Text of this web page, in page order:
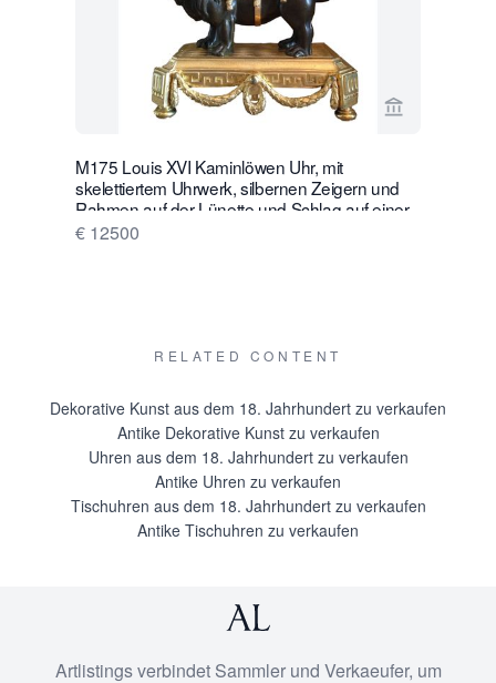
M175 Louis XVI Kaminlöwen Uhr, mit
skelettiertem Uhrwerk, silbernen Zeigern und
Rahmen auf der Lünette und Schlag auf einer
silbernen Glocke
€ 12500
RELATED CONTENT
Dekorative Kunst aus dem 18. Jahrhundert zu verkaufen
Antike Dekorative Kunst zu verkaufen
Uhren aus dem 18. Jahrhundert zu verkaufen
Antike Uhren zu verkaufen
Tischuhren aus dem 18. Jahrhundert zu verkaufen
Antike Tischuhren zu verkaufen
Artlistings verbindet Sammler und Verkaeufer, um